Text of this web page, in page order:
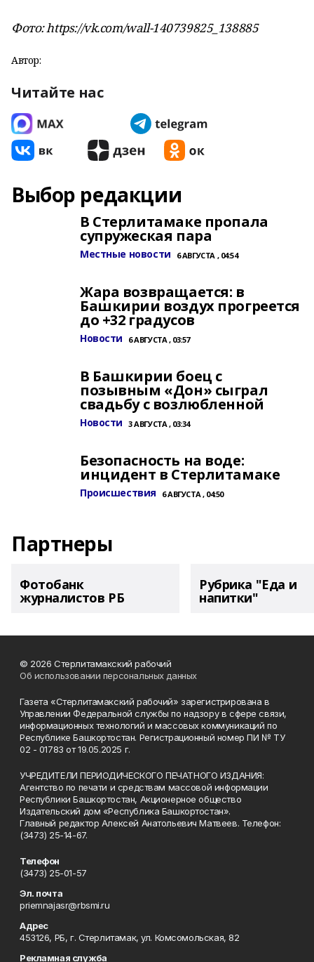
Фото: https://vk.com/wall-140739825_138885
Автор:
Читайте нас
Выбор редакции
В Стерлитамаке пропала
супружеская пара
Местные новости 6 АВГУСТА , 04:54
Жара возвращается: в
Башкирии воздух прогреется
до +32 градусов
Новости 6 АВГУСТА , 03:57
В Башкирии боец с
позывным «Дон» сыграл
свадьбу с возлюбленной
Новости 3 АВГУСТА , 03:34
Безопасность на воде:
инцидент в Стерлитамаке
Происшествия 6 АВГУСТА , 04:50
Партнеры
Фотобанк
журналистов РБ
Рубрика "Еда и
напитки"
© 2026 Стерлитамакский рабочий
Об использовании персональных данных
Газета «Стерлитамакский рабочий» зарегистрирована в
Управлении Федеральной службы по надзору в сфере связи,
информационных технологий и массовых коммуникаций по
Республике Башкортостан. Регистрационный номер ПИ № ТУ
02 - 01783 от 19.05.2025 г.
УЧРЕДИТЕЛИ ПЕРИОДИЧЕСКОГО ПЕЧАТНОГО ИЗДАНИЯ:
Агентство по печати и средствам массовой информации
Республики Башкортостан, Акционерное общество
Издательский дом «Республика Башкортостан».
Главный редактор Алексей Анатольевич Матвеев. Телефон:
(3473) 25-14-67.
Телефон
(3473) 25-01-57
Эл. почта
priemnajasr@rbsmi.ru
Адрес
453126, РБ, г. Стерлитамак, ул. Комсомольская, 82
Рекламная служба